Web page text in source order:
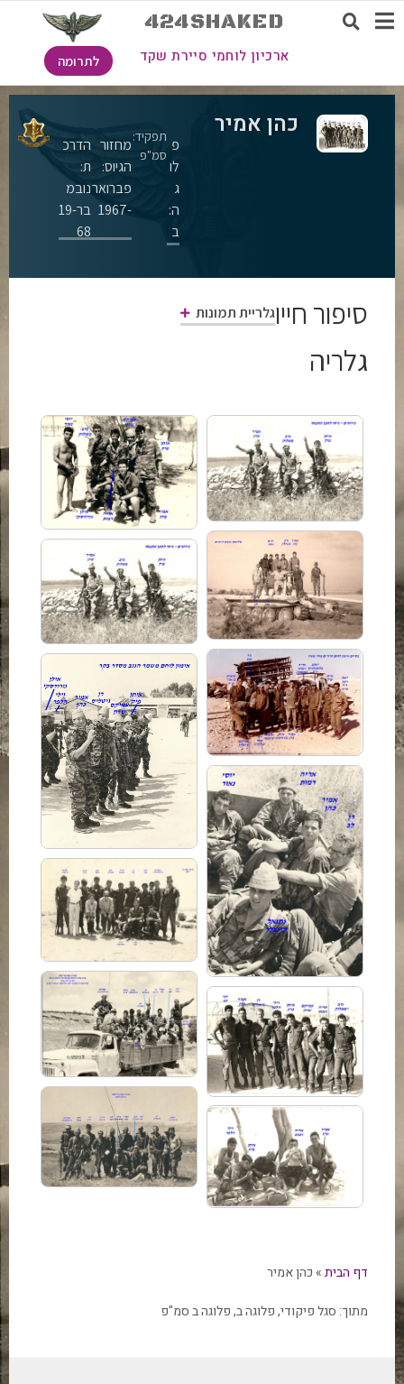
424SHAKED
ארכיון לוחמי סיירת שקד לתרומה
כהן אמיר
פ
לו
ג
ה:
ב
תפקיד:
סמ"פ
מחזור
הגיוס:
פברואר
-1967
הדרכ
ת:
נובמ
בר-19
68
סיפור חייוגלריית תמונות
גלריה
דף הבית» כהן אמיר
מתוך: סגל פיקודי,פלוגה ב,פלוגה ב סמ"פ